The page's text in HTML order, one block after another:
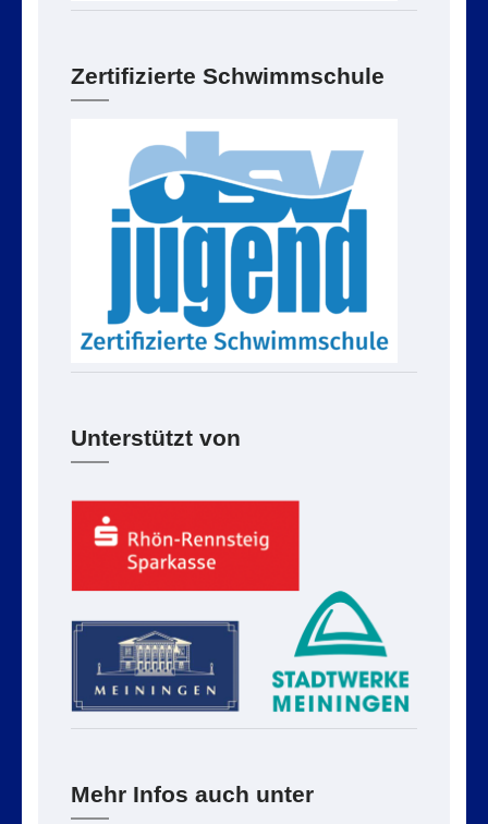
Zertifizierte Schwimmschule
Unterstützt von
Mehr Infos auch unter